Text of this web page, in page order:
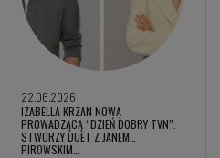
22.06.2026
IZABELLA KRZAN NOWĄ
PROWADZĄCĄ “DZIEŃ DOBRY TVN”.
STWORZY DUET Z JANEM
PIROWSKIM…